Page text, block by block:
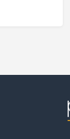
România,